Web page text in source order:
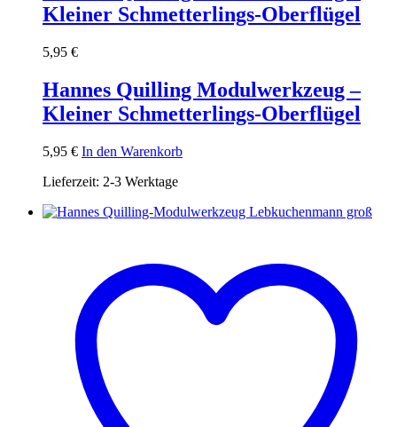
Kleiner Schmetterlings-Oberflügel
5,95 €
Hannes Quilling Modulwerkzeug –
Kleiner Schmetterlings-Oberflügel
5,95 € In den Warenkorb
Lieferzeit: 2-3 Werktage